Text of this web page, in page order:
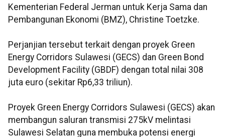
Kementerian Federal Jerman untuk Kerja Sama dan
Pembangunan Ekonomi (BMZ), Christine Toetzke.
Perjanjian tersebut terkait dengan proyek Green
Energy Corridors Sulawesi (GECS) dan Green Bond
Development Facility (GBDF) dengan total nilai 308
juta euro (sekitar Rp6,33 triliun).
Proyek Green Energy Corridors Sulawesi (GECS) akan
membangun saluran transmisi 275kV melintasi
Sulawesi Selatan guna membuka potensi energi